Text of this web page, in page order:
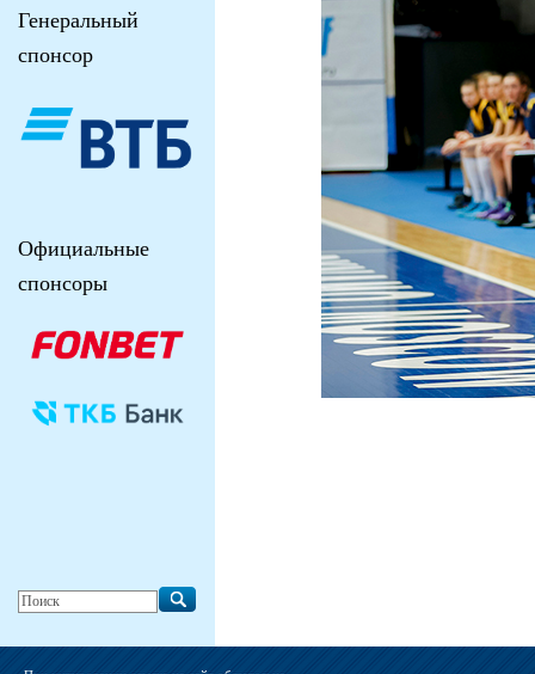
Генеральный
спонсор
Официальные
спонсоры